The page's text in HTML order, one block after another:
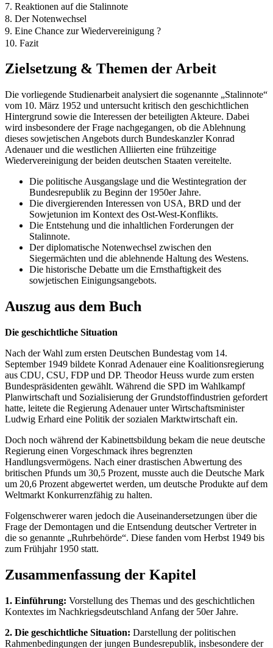
7. Reaktionen auf die Stalinnote
8. Der Notenwechsel
9. Eine Chance zur Wiedervereinigung ?
10. Fazit
Zielsetzung & Themen der Arbeit
Die vorliegende Studienarbeit analysiert die sogenannte „Stalinnote“
vom 10. März 1952 und untersucht kritisch den geschichtlichen
Hintergrund sowie die Interessen der beteiligten Akteure. Dabei
wird insbesondere der Frage nachgegangen, ob die Ablehnung
dieses sowjetischen Angebots durch Bundeskanzler Konrad
Adenauer und die westlichen Alliierten eine frühzeitige
Wiedervereinigung der beiden deutschen Staaten vereitelte.
Die politische Ausgangslage und die Westintegration der
Bundesrepublik zu Beginn der 1950er Jahre.
Die divergierenden Interessen von USA, BRD und der
Sowjetunion im Kontext des Ost-West-Konflikts.
Die Entstehung und die inhaltlichen Forderungen der
Stalinnote.
Der diplomatische Notenwechsel zwischen den
Siegermächten und die ablehnende Haltung des Westens.
Die historische Debatte um die Ernsthaftigkeit des
sowjetischen Einigungsangebots.
Auszug aus dem Buch
Die geschichtliche Situation
Nach der Wahl zum ersten Deutschen Bundestag vom 14.
September 1949 bildete Konrad Adenauer eine Koalitionsregierung
aus CDU, CSU, FDP und DP. Theodor Heuss wurde zum ersten
Bundespräsidenten gewählt. Während die SPD im Wahlkampf
Planwirtschaft und Sozialisierung der Grundstoffindustrien gefordert
hatte, leitete die Regierung Adenauer unter Wirtschaftsminister
Ludwig Erhard eine Politik der sozialen Marktwirtschaft ein.
Doch noch während der Kabinettsbildung bekam die neue deutsche
Regierung einen Vorgeschmack ihres begrenzten
Handlungsvermögens. Nach einer drastischen Abwertung des
britischen Pfunds um 30,5 Prozent, musste auch die Deutsche Mark
um 20,6 Prozent abgewertet werden, um deutsche Produkte auf dem
Weltmarkt Konkurrenzfähig zu halten.
Folgenschwerer waren jedoch die Auseinandersetzungen über die
Frage der Demontagen und die Entsendung deutscher Vertreter in
die so genannte „Ruhrbehörde“. Diese fanden vom Herbst 1949 bis
zum Frühjahr 1950 statt.
Zusammenfassung der Kapitel
1. Einführung: Vorstellung des Themas und des geschichtlichen
Kontextes im Nachkriegsdeutschland Anfang der 50er Jahre.
2. Die geschichtliche Situation: Darstellung der politischen
Rahmenbedingungen der jungen Bundesrepublik, insbesondere der